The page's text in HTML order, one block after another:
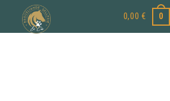
0,00 € 0